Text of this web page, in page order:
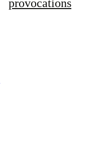
provocations